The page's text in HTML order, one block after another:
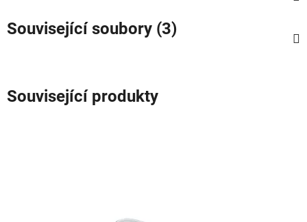
Související soubory (3)
Související produkty